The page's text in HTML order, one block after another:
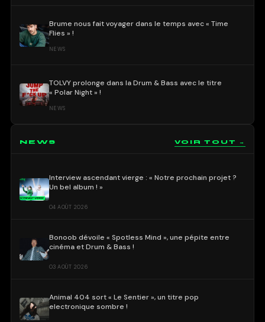
Brume nous fait voyager dans le temps avec « Time
Flies » !
NEWS
TOLVY prolonge dans la Drum & Bass avec le titre
« Polar Night » !
NEWS
NEWS VOIR TOUT →
Interview ascendant vierge : « Notre prochain projet ?
Un bel album ! »
04 AOÛT 2026
Bonoob dévoile « Spotless Mind », une pépite entre
cinéma et Drum & Bass !
03 AOÛT 2026
Animal 404 sort « Le Sentier », un titre pop
electronique sombre !